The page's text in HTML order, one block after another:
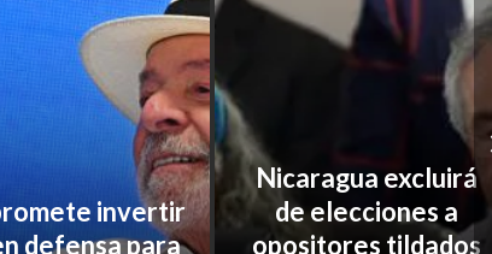
invertir
defensa para
Nicaragua excluirá
de elecciones a
opositores tildados